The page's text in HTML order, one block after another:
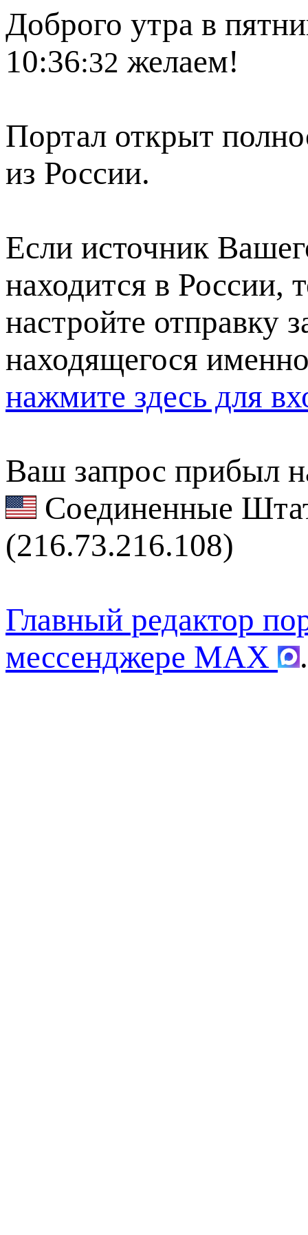
Доброго утра в
10:36:32 желаем!
Портал открыт
из России.
Если источник
находится в России,
настройте отправку
находящегося
нажмите здесь для
Ваш запрос прибыл
Соединенные
(216.73.216.108)
Главный редактор
мессенджере MAX
.